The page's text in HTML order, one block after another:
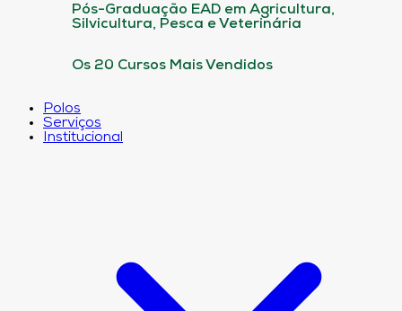
Pós-Graduação EAD em Agricultura,
Silvicultura, Pesca e Veterinária
Os 20 Cursos Mais Vendidos
Polos
Serviços
Institucional